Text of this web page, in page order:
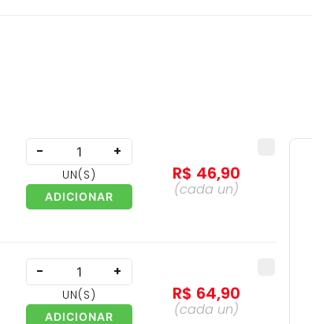
- +
UN(S)
ADICIONAR
R$ 46,90
(cada un)
- +
UN(S)
ADICIONAR
R$ 64,90
(cada un)